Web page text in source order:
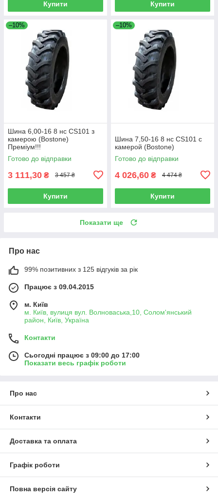
Купити Купити
–10%
Шина 6,00-16 8 нс CS101 з
камерою (Bostone)
Преміум!!!
Готово до відправки
3 111,30 ₴ 3 457 ₴
Купити
–10%
Шина 7,50-16 8 нс CS101 с
камерой (Bostone)
Готово до відправки
4 026,60 ₴ 4 474 ₴
Купити
Показати ще
Про нас
99% позитивних з 125 відгуків за рік
Працює з 09.04.2015
м. Київ
м. Київ, вулиця вул. Волноваська,10, Солом'янський
район, Київ, Україна
Контакти
Сьогодні працює з 09:00 до 17:00
Показати весь графік роботи
Про нас
Контакти
Доставка та оплата
Графік роботи
Повна версія сайту